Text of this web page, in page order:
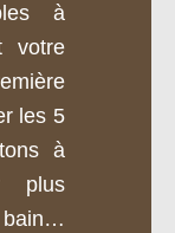
à
votre
les 5
à
plus